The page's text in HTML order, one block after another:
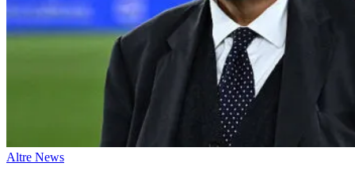
Altre News